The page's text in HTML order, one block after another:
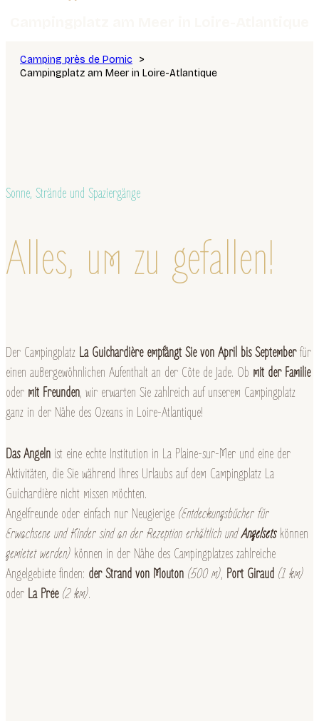
Camping près de Pornic
Campingplatz am Meer in Loire-Atlantique
Sonne, Strände und Spaziergänge
Alles, um zu gefallen!
Der Campingplatz La Guichardière empfängt Sie von April bis Septemberfür
einen außergewöhnlichen Aufenthalt an der Côte de Jade. Ob mit der Familie
oder mit Freunden, wir erwarten Sie zahlreich auf unserem Campingplatz
ganz in der Nähe des Ozeans in Loire-Atlantique!
Das Angeln ist eine echte Institution in La Plaine-sur-Mer und eine der
Aktivitäten, die Sie während Ihres Urlaubs auf dem Campingplatz La
Guichardière nicht missen möchten.
Angelfreunde oder einfach nur Neugierige (Entdeckungsbücher für
Erwachsene und Kinder sind an der Rezeption erhältlich undAngelsetskönnen
gemietet werden) können in der Nähe des Campingplatzes zahlreiche
Angelgebiete finden: der Strand von Mouton (500 m), Port Giraud (1 km)
oder La Prée (2 km).